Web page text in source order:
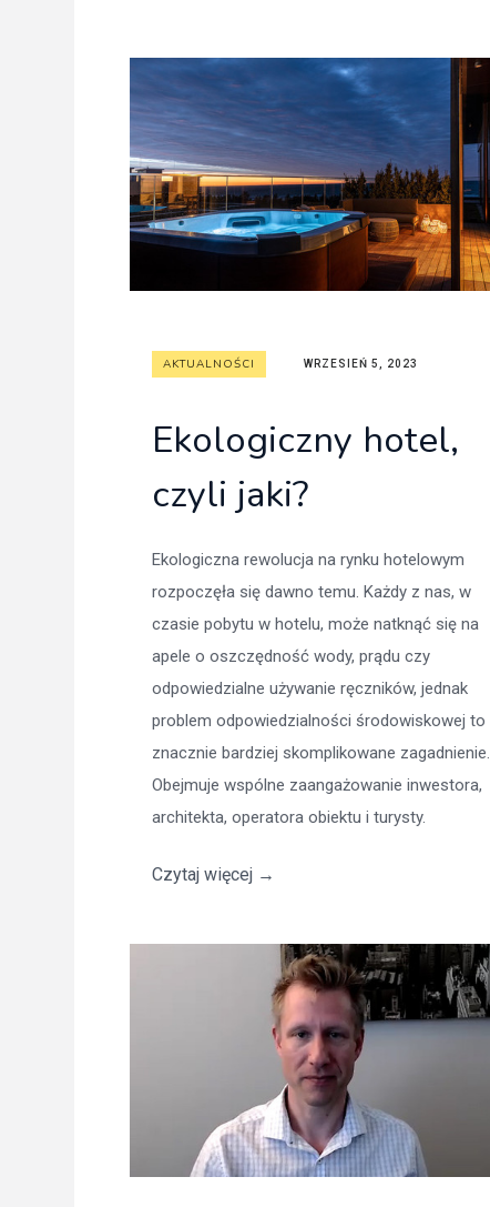
AKTUALNOŚCI WRZESIEŃ 5, 2023
Ekologiczny hotel,
czyli jaki?
Ekologiczna rewolucja na rynku hotelowym
rozpoczęła się dawno temu. Każdy z nas, w
czasie pobytu w hotelu, może natknąć się na
apele o oszczędność wody, prądu czy
odpowiedzialne używanie ręczników, jednak
problem odpowiedzialności środowiskowej to
znacznie bardziej skomplikowane zagadnienie.
Obejmuje wspólne zaangażowanie inwestora,
architekta, operatora obiektu i turysty.
Czytaj więcej →